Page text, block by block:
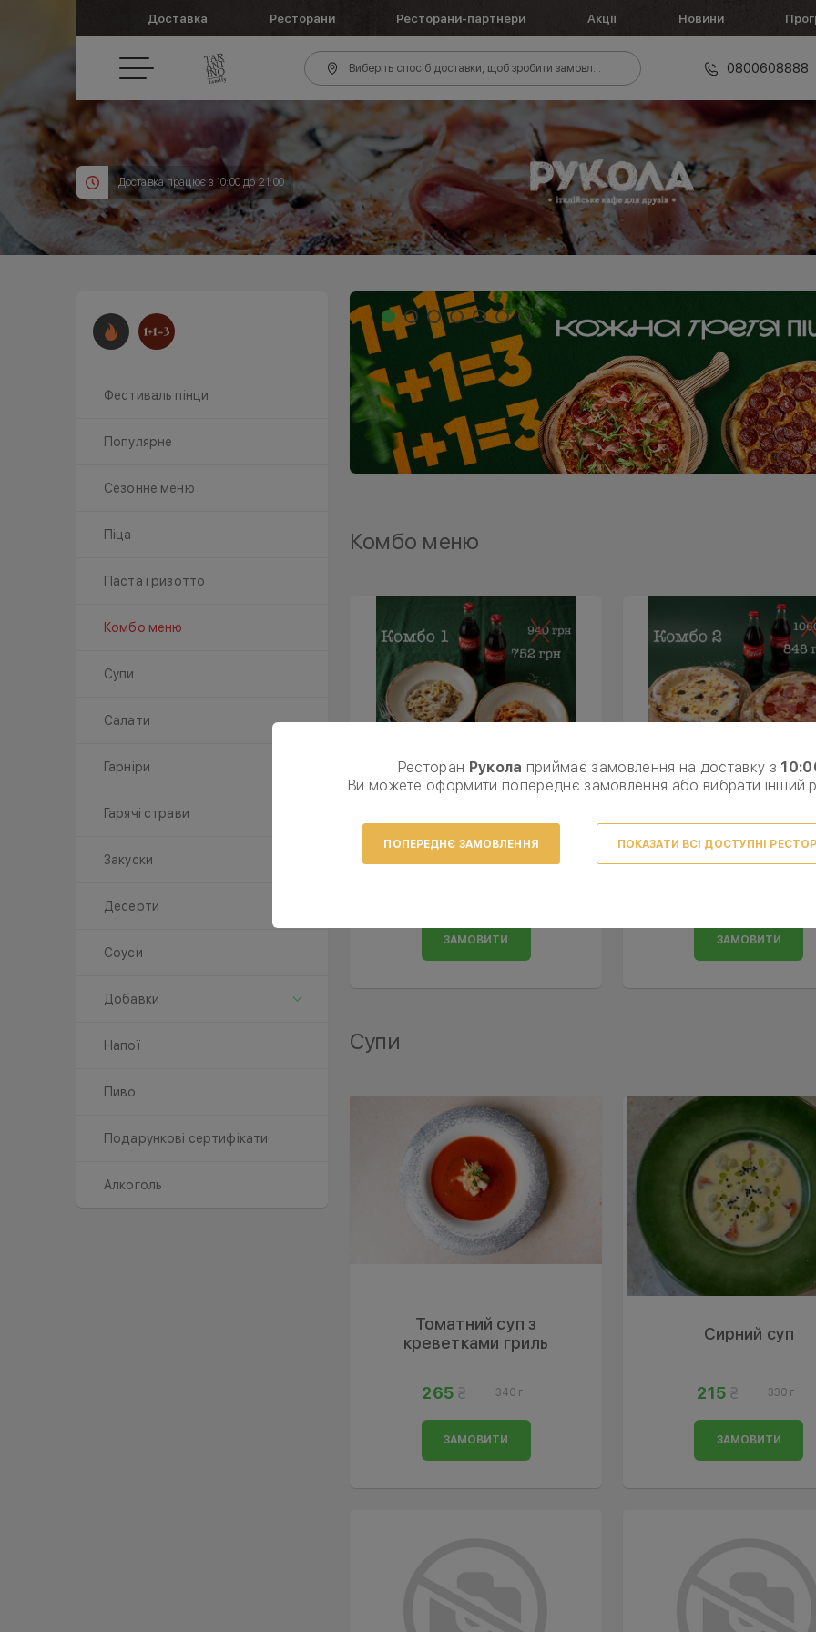
Доставка Ресторани Ресторани-партнери Акції Новини
Виберіть спосіб доставки, щоб зробити замовлення 0800608888
Доставка працює з 10:00 до 21:00
Фестиваль пінци
Популярне
Сезонне меню
Піца
Паста і ризотто
Комбо меню
Супи
Салати
Гарніри
Гарячі страви
Закуски
Десерти
Соуси
Добавки
Напої
Пиво
Подарункові сертифікати
Алкоголь
Комбо меню
ЗАМОВИТИ ЗАМОВИТИ
Супи
Томатний суп з
креветками гриль
265 340 г
ЗАМОВИТИ
Сирний суп
215 330 г
ЗАМОВИТИ
Ресторан Рукола приймає замовлення на доставку з
Ви можете оформити попереднє замовлення або вибрати інший
ПОПЕРЕДНЄ ЗАМОВЛЕННЯ ПОКАЗАТИ ВСІ ДОСТУПНІ